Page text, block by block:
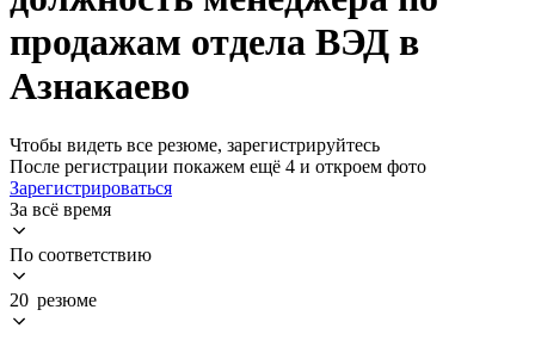
продажам отдела ВЭД в
Азнакаево
Чтобы видеть все резюме, зарегистрируйтесь
После регистрации покажем ещё 4 и откроем фото
Зарегистрироваться
За всё время
По соответствию
20 резюме